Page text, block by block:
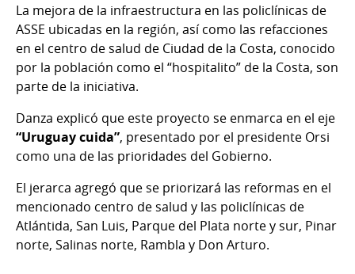
La mejora de la infraestructura en las policlínicas de
ASSE ubicadas en la región, así como las refacciones
en el centro de salud de Ciudad de la Costa, conocido
por la población como el “hospitalito” de la Costa, son
parte de la iniciativa.
Danza explicó que este proyecto se enmarca en el eje
“Uruguay cuida”, presentado por el presidente Orsi
como una de las prioridades del Gobierno.
El jerarca agregó que se priorizará las reformas en el
mencionado centro de salud y las policlínicas de
Atlántida, San Luis, Parque del Plata norte y sur, Pinar
norte, Salinas norte, Rambla y Don Arturo.